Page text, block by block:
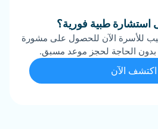
استشارة طبية فورية؟
للأسرة الآن للحصول على مشورة
بدون الحاجة لحجز موعد مسبق.
اكتشف الآن